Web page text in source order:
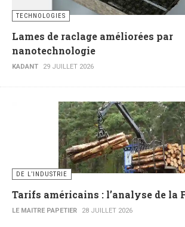
TECHNOLOGIES
Lames de raclage améliorées par
nanotechnologie
KADANT 29 JUILLET 2026
DE L’INDUSTRIE
Tarifs américains : l’analyse de la
LE MAITRE PAPETIER 28 JUILLET 2026